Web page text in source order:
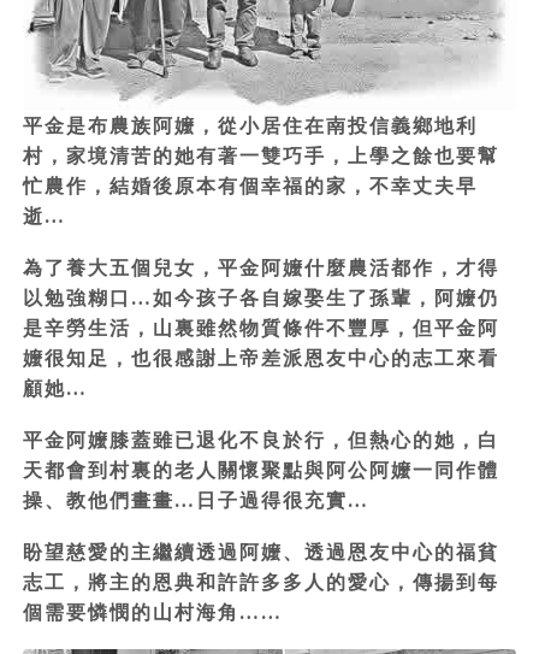
平金是布農族阿嬤，從小居住在南投信義鄉地利
村，家境清苦的她有著一雙巧手，上學之餘也要幫
忙農作，結婚後原本有個幸福的家，不幸丈夫早
逝…
為了養大五個兒女，平金阿嬤什麼農活都作，才得
以勉強糊口…如今孩子各自嫁娶生了孫輩，阿嬤仍
是辛勞生活，山裏雖然物質條件不豐厚，但平金阿
嬤很知足，也很感謝上帝差派恩友中心的志工來看
顧她…
平金阿嬤膝蓋雖已退化不良於行，但熱心的她，白
天都會到村裏的老人關懷聚點與阿公阿嬤一同作體
操、教他們畫畫…日子過得很充實…
盼望慈愛的主繼續透過阿嬤、透過恩友中心的福貧
志工，將主的恩典和許許多多人的愛心，傳揚到每
個需要憐憫的山村海角……